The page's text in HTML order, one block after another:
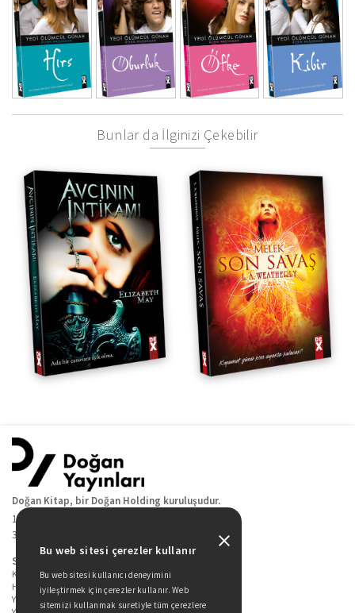
Bunlar da İlginizi Çekebilir
Doğan Kitap, bir Doğan Holding kuruluşudur.
19 Mayıs Cad. Golden Plaza No:1 Kat:10
34360 / Şişli / İstanbul
Sitede Yer Alan Sayfalar
Kitaplarımız
Hakkımızda
Yazarlarımız
Bu web sitesi çerezler kullanır
Bu web sitesi kullanıcı deneyimini
iyileştirmek için çerezler kullanır. Web
sitemizi kullanmak suretiyle tüm çerezlere